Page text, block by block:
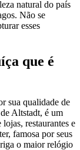
natural do país
Não se
esses
que é
sua qualidade de
Altstadt, é um
restaurantes e
famosa por seus
o maior relógio